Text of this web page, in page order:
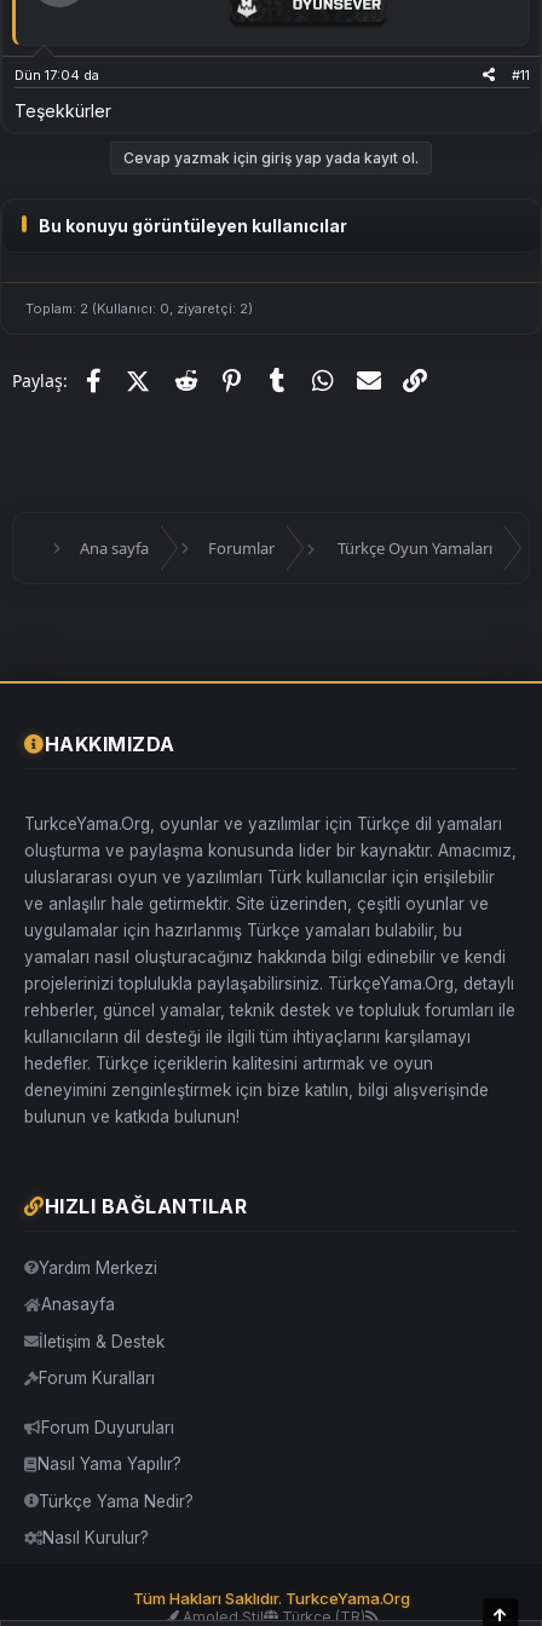
Dün 17:04 da #11
Teşekkürler
Cevap yazmak için giriş yap yada kayıt ol.
Bu konuyu görüntüleyen kullanıcılar
Toplam: 2 (Kullanıcı: 0, ziyaretçi: 2)
Paylaş: FacebookX (Twitter)
Reddit PinterestTumblr WhatsApp
E-posta
Ana sayfa Forumlar Türkçe Oyun Yamaları
HAKKIMIZDA
TurkceYama.Org, oyunlar ve yazılımlar için Türkçe dil yamaları
oluşturma ve paylaşma konusunda lider bir kaynaktır. Amacımız,
uluslararası oyun ve yazılımları Türk kullanıcılar için erişilebilir
ve anlaşılır hale getirmektir. Site üzerinden, çeşitli oyunlar ve
uygulamalar için hazırlanmış Türkçe yamaları bulabilir, bu
yamaları nasıl oluşturacağınız hakkında bilgi edinebilir ve kendi
projelerinizi toplulukla paylaşabilirsiniz. TürkçeYama.Org, detaylı
rehberler, güncel yamalar, teknik destek ve topluluk forumları ile
kullanıcıların dil desteği ile ilgili tüm ihtiyaçlarını karşılamayı
hedefler. Türkçe içeriklerin kalitesini artırmak ve oyun
deneyimini zenginleştirmek için bize katılın, bilgi alışverişinde
bulunun ve katkıda bulunun!
HIZLI BAĞLANTILAR
Yardım Merkezi
Anasayfa
İletişim & Destek
Forum Kuralları
Forum Duyuruları
Nasıl Yama Yapılır?
Türkçe Yama Nedir?
Nasıl Kurulur?
Tüm Hakları Saklıdır. TurkceYama.Org
Amoled Stil Türkçe (TR)